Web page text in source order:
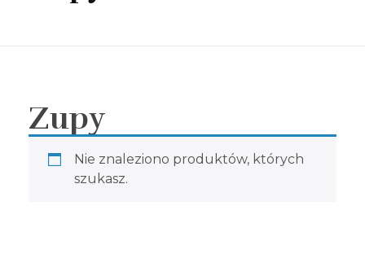
Zupy
Nie znaleziono produktów, których
szukasz.